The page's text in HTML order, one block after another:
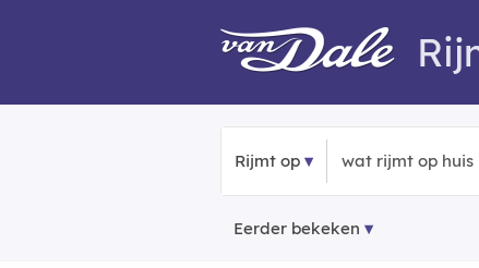
Rijmt op
Eerder bekeken